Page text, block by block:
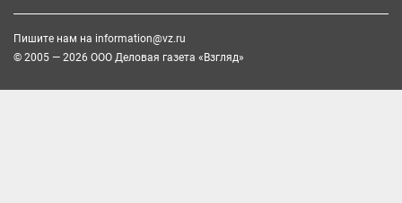
Пишите нам на information@vz.ru
© 2005 — 2026 ООО Деловая газета «Взгляд»